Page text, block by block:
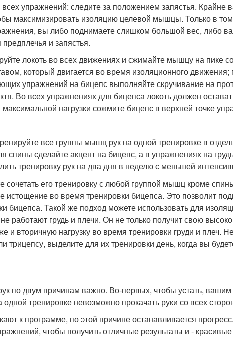
упражнений: следите за положением запястья. Крайне
максимизировать изоляцию целевой мышцы. Только в
вы либо поднимаете слишком большой вес, либо
и запястья.
локоть во всех движениях и сжимайте мышцу на пике
который двигается во время изоляционного движения;
упражнений на бицепс выполняйте скручивание на
Во всех упражнениях для бицепса локоть должен
нагрузки сожмите бицепс в верхней точке
все группы мышц рук на одной тренировке в
спины сделайте акцент на бицепс, а в упражнениях на
тренировку рук на два дня в неделю с меньшей
его тренировку с любой группой мышц кроме
истощение во время тренировки бицепса. Это позволит
бицепса. Такой же подход можете использовать для
работают грудь и плечи. Он не только получит свою
и вторичную нагрузку во время тренировки груди и плеч.
трицепсу, выделите для их тренировки день, когда вы
по двум причинам важно. Во-первых, чтобы устать,
тренировке невозможно прокачать руки со всех
к программе, по этой причине останавливается
чтобы получить отличные результаты и -